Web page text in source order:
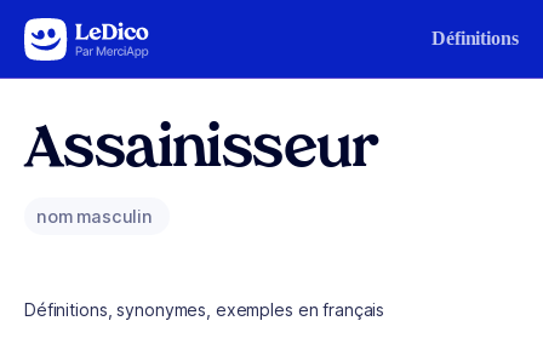
Aller au contenu Définitions
Assainisseur
nom masculin
Définitions, synonymes, exemples en français